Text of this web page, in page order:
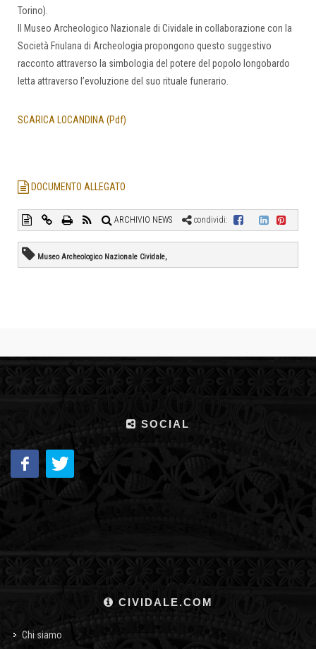
Torino).
Il Museo Archeologico Nazionale di Cividale in collaborazione con la
Società Friulana di Archeologia propongono questo suggestivo
racconto attraverso la simbologia del potere del popolo longobardo
letta attraverso l’evoluzione del suo rituale funerario.
SCARICA LOCANDINA (Pdf)
DOCUMENTO ALLEGATO
ARCHIVIO NEWS condividi:
Museo Archeologico Nazionale Cividale,
SOCIAL
CIVIDALE.COM
Chi siamo